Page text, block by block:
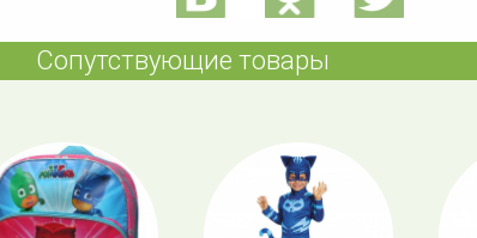
Сопутствующие товары